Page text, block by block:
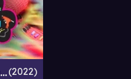
The Unabridged Mrs. Vera's Daybook 2022